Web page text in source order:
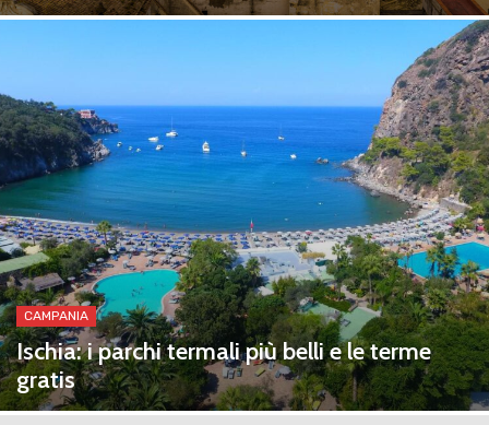
CAMPANIA
Ischia: i parchi termali più belli e le terme
gratis